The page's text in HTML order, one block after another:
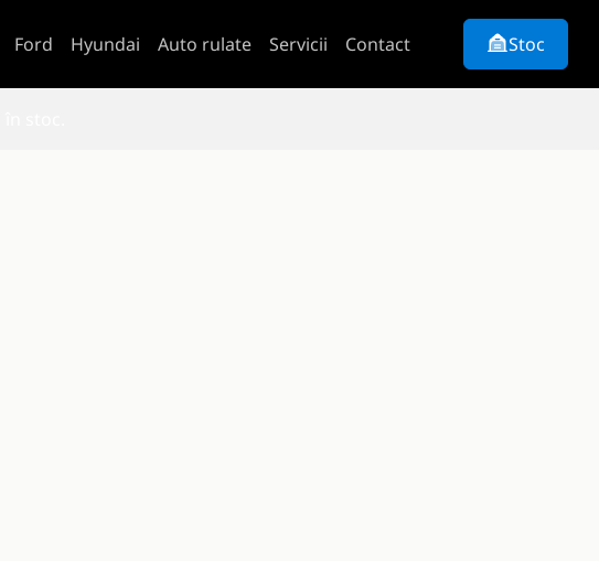
Ford Hyundai Auto rulate Servicii Contact Stoc